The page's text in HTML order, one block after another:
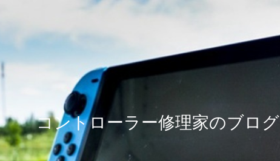
コントローラー修理家のブログ